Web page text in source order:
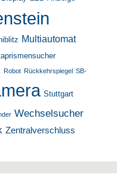
Multiautomat
Robot Rückkehrspiegel SB-
Stuttgart
Wechselsucher
Zentralverschluss